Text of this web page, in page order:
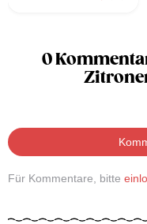
0
Für Kommentare, bitte